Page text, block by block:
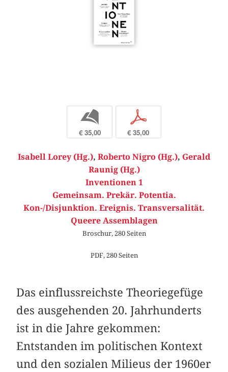
b
€ 35,00
p
€ 35,00
Isabell Lorey (Hg.), Roberto Nigro (Hg.), Gerald
Raunig (Hg.)
Inventionen 1
Gemeinsam. Prekär. Potentia.
Kon-/Disjunktion. Ereignis. Transversalität.
Queere Assemblagen
Broschur, 280 Seiten
PDF, 280 Seiten
Das einflussreichste Theoriegefüge
des ausgehenden 20. Jahrhunderts
ist in die Jahre gekommen:
Entstanden im politischen Kontext
und den sozialen Milieus der 1960er